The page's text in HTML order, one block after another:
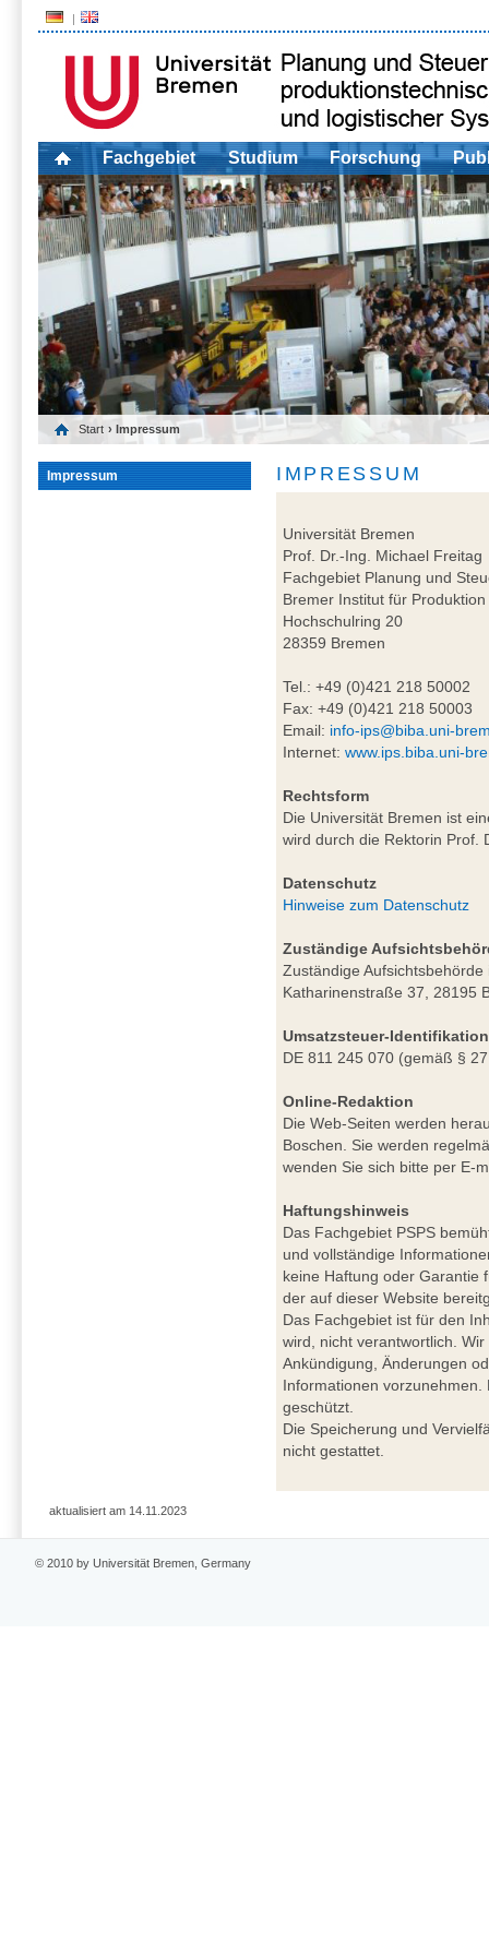
Fachgebiet Studium Forschung
Start › Impressum
Impressum IMPRESSUM
Universität Bremen
Prof. Dr.-Ing. Michael Freitag
Fachgebiet Planung und
Bremer Institut für
Hochschulring 20
28359 Bremen
Tel.: +49 (0)421 218 50002
Fax: +49 (0)421 218 50003
Email: info-ips@biba.uni-
Internet:www.ips.biba.uni-
Rechtsform
Die Universität Bremen ist
wird durch die Rektorin Prof.
Datenschutz
Hinweise zum Datenschutz
Zuständige
Zuständige
Katharinenstraße 37, 28195
Umsatzsteuer-
DE 811 245 070 (gemäß §
Online-Redaktion
Die Web-Seiten werden
Boschen. Sie werden
wenden Sie sich bitte per E-
Haftungshinweis
Das Fachgebiet PSPS
und vollständige
keine Haftung oder Garantie
der auf dieser Website
Das Fachgebiet ist für den
wird, nicht verantwortlich.
Ankündigung, Änderungen
Informationen
geschützt.
Die Speicherung und
nicht gestattet.
aktualisiert am 14.11.2023
© 2010 by Universität Bremen, Germany